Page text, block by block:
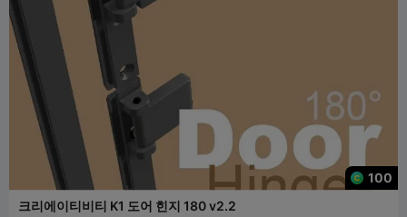
100
크리에이티비티 K1 도어 힌지 180 v2.2